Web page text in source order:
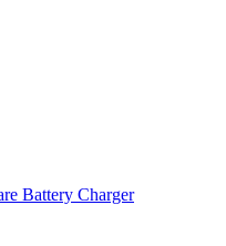
Battery Charger